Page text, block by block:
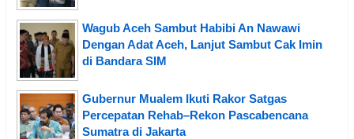
Wagub Aceh Sambut Habibi An Nawawi
Dengan Adat Aceh, Lanjut Sambut Cak Imin
di Bandara SIM
Gubernur Mualem Ikuti Rakor Satgas
Percepatan Rehab–Rekon Pascabencana
Sumatra di Jakarta